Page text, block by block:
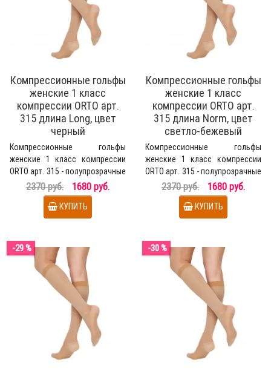
Компрессионные гольфы
женские 1 класс
компрессии ORTO арт.
315 длина Long, цвет
черный
Компрессионные гольфы
женские 1 класс компрессии
ORTO арт. 315 - полупрозрачные
медицинские гольфы д..
2370 руб. 1680 руб.
КУПИТЬ
Компрессионные гольфы
женские 1 класс
компрессии ORTO арт.
315 длина Norm, цвет
светло-бежевый
Компрессионные гольфы
женские 1 класс компрессии
ORTO арт. 315 - полупрозрачные
медицинские гольфы д..
2370 руб. 1680 руб.
КУПИТЬ
-29 % -30 %